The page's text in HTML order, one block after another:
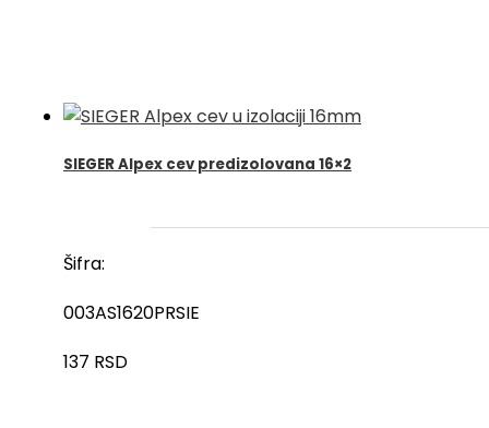
SIEGER Alpex cev predizolovana 16×2
Šifra:
003AS1620PRSIE
137 RSD